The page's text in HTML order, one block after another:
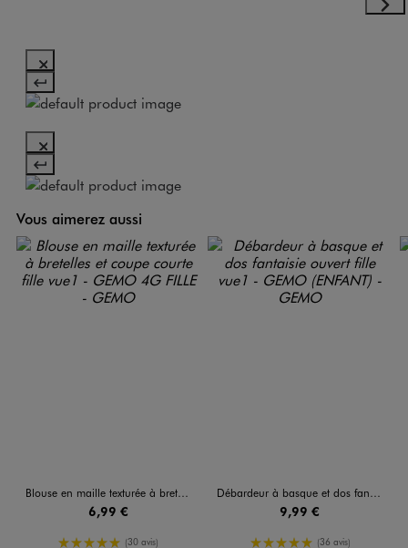
Vous aimerez aussi
Blouse en maille texturée à bretelles et coupe courte fille
6,99 €
5/5 de moyenne
(30 avis)
Débardeur à basque et dos fantaisie ouvert fille
9,99 €
5/5 de moyenne
(36 avis)